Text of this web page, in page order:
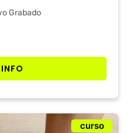
Grabado
curso